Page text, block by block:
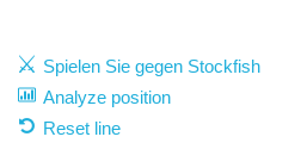
Spielen Sie gegen Stockfish
Analyze position
Reset line